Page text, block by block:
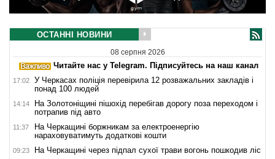
ОСТАННІ НОВИНИ
08 серпня 2026
Читайте нас у Telegram. Підписуйтесь на наш канал
17:02
У Черкасах поліція перевірила 12 розважальних закладів і
понад 100 людей
14:14
На Золотоніщині пішохід перебігав дорогу поза переходом і
потрапив під авто
11:37
На Черкащині боржникам за електроенергію
нараховуватимуть додаткові кошти
09:23 На Черкащині через підпал сухої трави вогонь пошкодив ліс